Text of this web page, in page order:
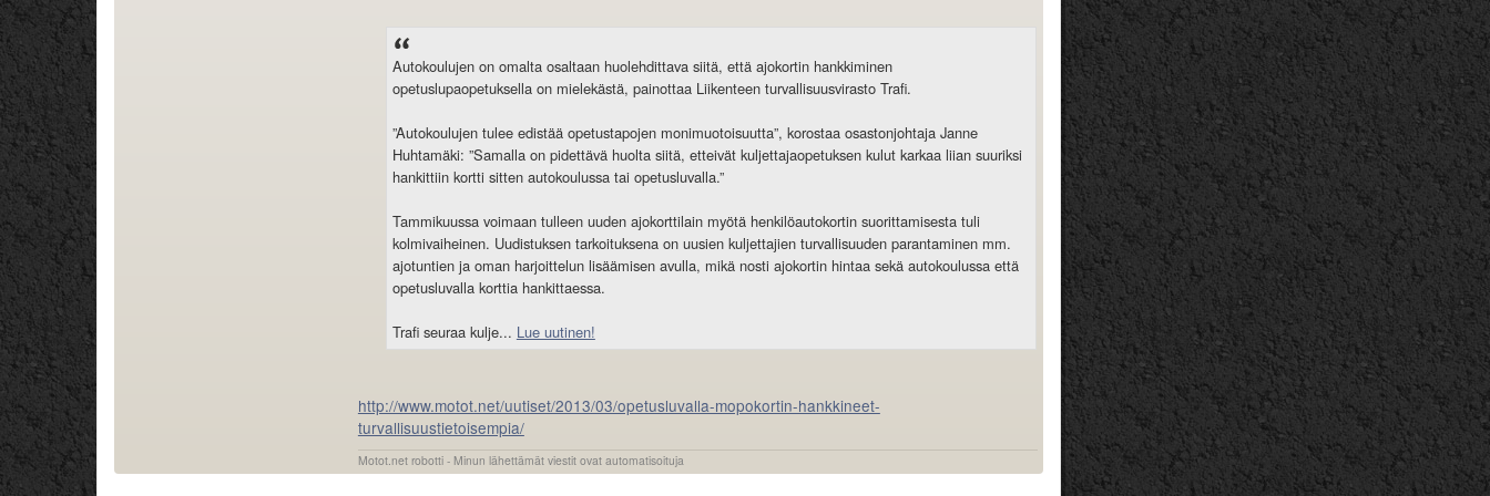
Autokoulujen on omalta osaltaan huolehdittava siitä, että ajokortin hankkiminen
opetuslupaopetuksella on mielekästä, painottaa Liikenteen turvallisuusvirasto Trafi.
”Autokoulujen tulee edistää opetustapojen monimuotoisuutta”, korostaa osastonjohtaja Janne
Huhtamäki: ”Samalla on pidettävä huolta siitä, etteivät kuljettajaopetuksen kulut karkaa liian suuriksi
hankittiin kortti sitten autokoulussa tai opetusluvalla.”
Tammikuussa voimaan tulleen uuden ajokorttilain myötä henkilöautokortin suorittamisesta tuli
kolmivaiheinen. Uudistuksen tarkoituksena on uusien kuljettajien turvallisuuden parantaminen mm.
ajotuntien ja oman harjoittelun lisäämisen avulla, mikä nosti ajokortin hintaa sekä autokoulussa että
opetusluvalla korttia hankittaessa.
Trafi seuraa kulje... Lue uutinen!
http://www.motot.net/uutiset/2013/03/opetusluvalla-mopokortin-hankkineet-
turvallisuustietoisempia/
Motot.net robotti - Minun lähettämät viestit ovat automatisoituja